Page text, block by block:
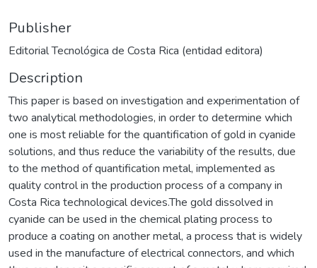
Publisher
Editorial Tecnológica de Costa Rica (entidad editora)
Description
This paper is based on investigation and experimentation of
two analytical methodologies, in order to determine which
one is most reliable for the quantification of gold in cyanide
solutions, and thus reduce the variability of the results, due
to the method of quantification metal, implemented as
quality control in the production process of a company in
Costa Rica technological devices.The gold dissolved in
cyanide can be used in the chemical plating process to
produce a coating on another metal, a process that is widely
used in the manufacture of electrical connectors, and which